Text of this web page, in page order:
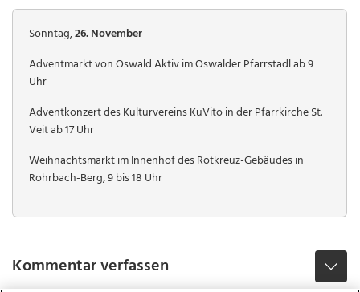
Sonntag,26. November
Adventmarkt von Oswald Aktiv im Oswalder Pfarrstadl ab 9
Uhr
Adventkonzert des Kulturvereins KuVito in der Pfarrkirche St.
Veit ab 17 Uhr
Weihnachtsmarkt im Innenhof des Rotkreuz-Gebäudes in
Rohrbach-Berg, 9 bis 18 Uhr
Kommentar verfassen